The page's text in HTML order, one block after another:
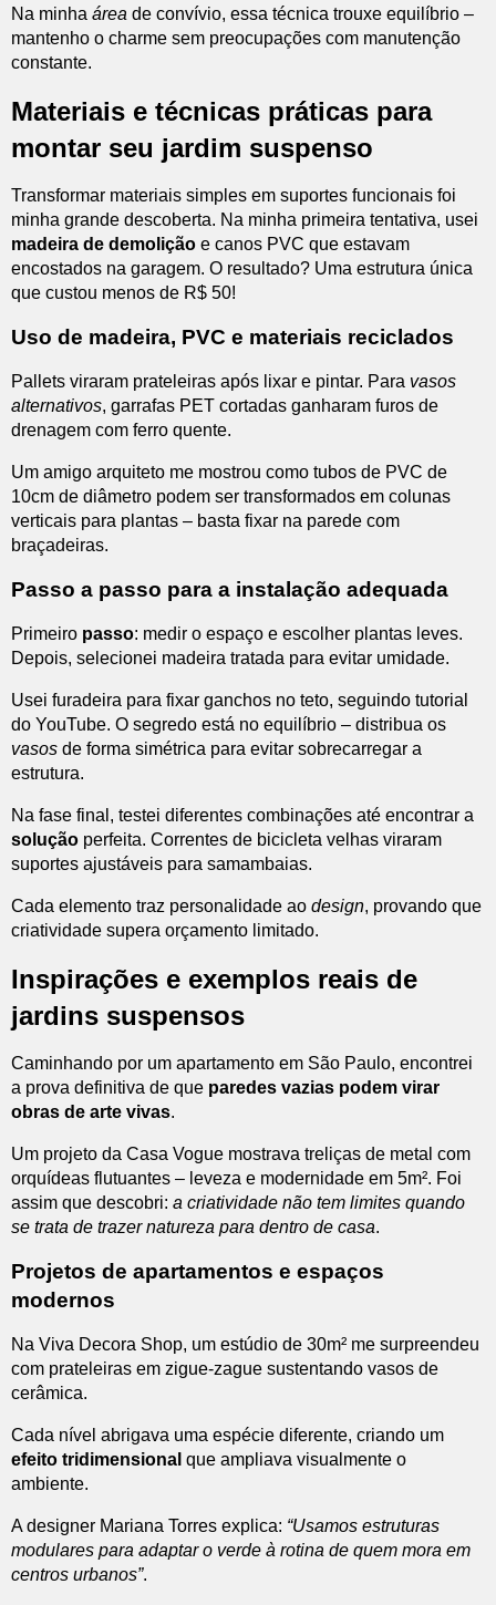
Na minha área de convívio, essa técnica trouxe equilíbrio –
mantenho o charme sem preocupações com manutenção
constante.
Materiais e técnicas práticas para
montar seu jardim suspenso
Transformar materiais simples em suportes funcionais foi
minha grande descoberta. Na minha primeira tentativa, usei
madeira de demolição e canos PVC que estavam
encostados na garagem. O resultado? Uma estrutura única
que custou menos de R$ 50!
Uso de madeira, PVC e materiais reciclados
Pallets viraram prateleiras após lixar e pintar. Para vasos
alternativos, garrafas PET cortadas ganharam furos de
drenagem com ferro quente.
Um amigo arquiteto me mostrou como tubos de PVC de
10cm de diâmetro podem ser transformados em colunas
verticais para plantas – basta fixar na parede com
braçadeiras.
Passo a passo para a instalação adequada
Primeiro passo: medir o espaço e escolher plantas leves.
Depois, selecionei madeira tratada para evitar umidade.
Usei furadeira para fixar ganchos no teto, seguindo tutorial
do YouTube. O segredo está no equilíbrio – distribua os
vasos de forma simétrica para evitar sobrecarregar a
estrutura.
Na fase final, testei diferentes combinações até encontrar a
solução perfeita. Correntes de bicicleta velhas viraram
suportes ajustáveis para samambaias.
Cada elemento traz personalidade ao design, provando que
criatividade supera orçamento limitado.
Inspirações e exemplos reais de
jardins suspensos
Caminhando por um apartamento em São Paulo, encontrei
a prova definitiva de que paredes vazias podem virar
obras de arte vivas.
Um projeto da Casa Vogue mostrava treliças de metal com
orquídeas flutuantes – leveza e modernidade em 5m². Foi
assim que descobri: a criatividade não tem limites quando
se trata de trazer natureza para dentro de casa.
Projetos de apartamentos e espaços
modernos
Na Viva Decora Shop, um estúdio de 30m² me surpreendeu
com prateleiras em zigue-zague sustentando vasos de
cerâmica.
Cada nível abrigava uma espécie diferente, criando um
efeito tridimensional que ampliava visualmente o
ambiente.
A designer Mariana Torres explica: “Usamos estruturas
modulares para adaptar o verde à rotina de quem mora em
centros urbanos”.